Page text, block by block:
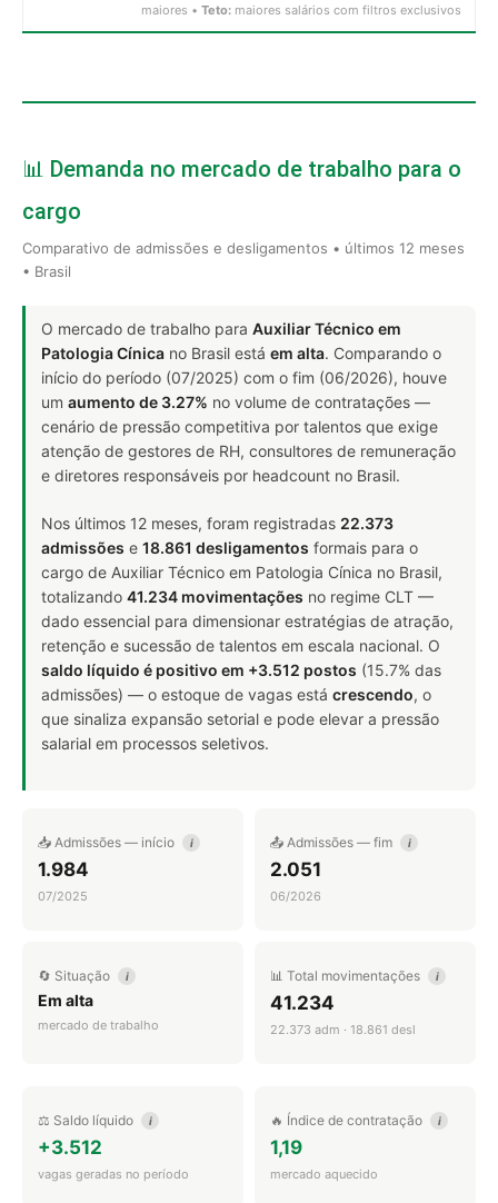
maiores • Teto: maiores salários com filtros exclusivos
📊 Demanda no mercado de trabalho para o
cargo
Comparativo de admissões e desligamentos • últimos 12 meses
• Brasil
O mercado de trabalho para Auxiliar Técnico em
Patologia Cínica no Brasil está em alta. Comparando o
início do período (07/2025) com o fim (06/2026), houve
um aumento de 3.27% no volume de contratações —
cenário de pressão competitiva por talentos que exige
atenção de gestores de RH, consultores de remuneração
e diretores responsáveis por headcount no Brasil.
Nos últimos 12 meses, foram registradas 22.373
admissões e 18.861 desligamentos formais para o
cargo de Auxiliar Técnico em Patologia Cínica no Brasil,
totalizando 41.234 movimentações no regime CLT —
dado essencial para dimensionar estratégias de atração,
retenção e sucessão de talentos em escala nacional. O
saldo líquido é positivo em +3.512 postos (15.7% das
admissões) — o estoque de vagas está crescendo, o
que sinaliza expansão setorial e pode elevar a pressão
salarial em processos seletivos.
📥 Admissões — início i
1.984
07/2025
📤 Admissões — fim i
2.051
06/2026
🔄 Situação i
Em alta
mercado de trabalho
📊 Total movimentações i
41.234
22.373 adm · 18.861 desl
⚖️ Saldo líquido i
+3.512
vagas geradas no período
🔥 Índice de contratação i
1,19
mercado aquecido